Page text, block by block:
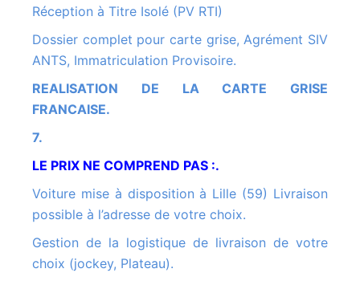
Réception à Titre Isolé (PV RTI)
Dossier complet pour carte grise, Agrément SIV
ANTS, Immatriculation Provisoire.
REALISATION DE LA CARTE GRISE
FRANCAISE.
7.
LE PRIX NE COMPREND PAS :.
Voiture mise à disposition à Lille (59) Livraison
possible à l’adresse de votre choix.
Gestion de la logistique de livraison de votre
choix (jockey, Plateau).